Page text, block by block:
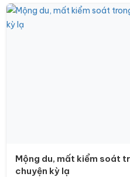
Mộng du, mất kiểm soát
chuyện kỳ lạ